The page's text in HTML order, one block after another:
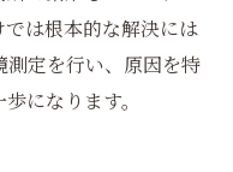
は根本的な解決には
定を行い、原因を特
になります。